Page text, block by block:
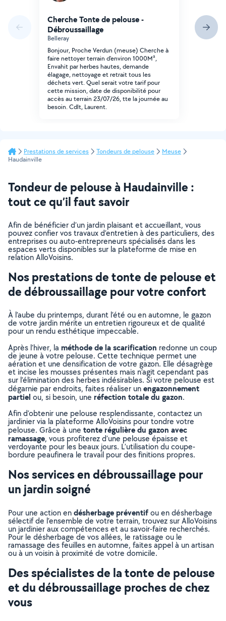
Cherche Tonte de pelouse -
Débroussaillage
Belleray
Bonjour, Proche Verdun (meuse) Cherche à
faire nettoyer terrain d'environ 1000M²,
Envahit par herbes hautes, demande
élagage, nettoyage et retrait tous les
déchets vert. Quel serait votre tarif pour
cette mission, date de disponibilité pour
accès au terrain 23/07/26, tte la journée au
besoin. Cdlt, Laurent.
Prestations de services Tondeurs de pelouse
Meuse
Haudainville
Tondeur de pelouse à Haudainville :
tout ce qu’il faut savoir
Afin de bénéficier d’un jardin plaisant et accueillant, vous
pouvez confier vos travaux d’entretien à des particuliers, des
entreprises ou auto-entrepreneurs spécialisés dans les
espaces verts disponibles sur la plateforme de mise en
relation AlloVoisins.
Nos prestations de tonte de pelouse et
de débroussaillage pour votre confort
À l’aube du printemps, durant l’été ou en automne, le gazon
de votre jardin mérite un entretien rigoureux et de qualité
pour un rendu esthétique impeccable.
Après l’hiver, la méthode de la scarification redonne un coup
de jeune à votre pelouse. Cette technique permet une
aération et une densification de votre gazon. Elle désagrège
et incise les mousses présentes mais n’agit cependant pas
sur l’élimination des herbes indésirables. Si votre pelouse est
dégarnie par endroits, faites réaliser unengazonnement
partiel ou, si besoin, une réfection totale du gazon.
Afin d’obtenir une pelouse resplendissante, contactez un
jardinier via la plateforme AlloVoisins pour tondre votre
pelouse. Grâce à une tonte régulière du gazon avec
ramassage, vous profiterez d’une pelouse épaisse et
verdoyante pour les beaux jours. L’utilisation du coupe-
bordure peaufinera le travail pour des finitions propres.
Nos services en débroussaillage pour
un jardin soigné
Pour une action endésherbage préventifou en désherbage
sélectif de l’ensemble de votre terrain, trouvez sur AlloVoisins
un jardinier aux compétences et au savoir-faire recherchés.
Pour le désherbage de vos allées, le ratissage ou le
ramassage des feuilles en automne, faites appel à un artisan
ou à un voisin à proximité de votre domicile.
Des spécialistes de la tonte de pelouse
et du débroussaillage proches de chez
vous